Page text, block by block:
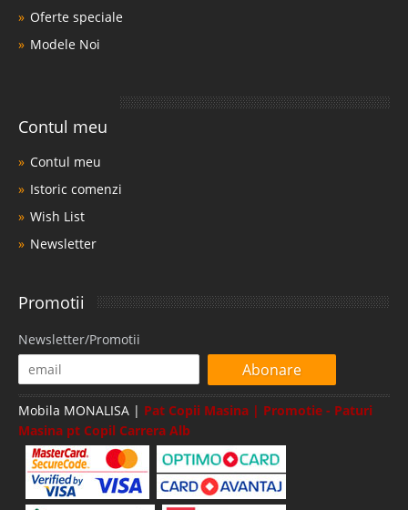
Oferte speciale
Modele Noi
Contul meu
Contul meu
Istoric comenzi
Wish List
Newsletter
Promotii
Newsletter/Promotii
Abonare
Mobila MONALISA | Pat Copii Masina | Promotie - Paturi
Masina pt Copil Carrera Alb